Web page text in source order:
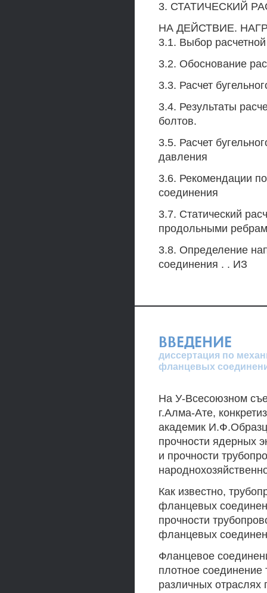
3. СТАТИЧЕСКИЙ
НА ДЕЙСТВИЕ.
3.1. Выбор
3.2. Обоснование
3.3. Расчет
3.4. Результаты
болтов.
3.5. Расчет
давления
3.6. Рекомендации
соединения
3.7. Статический
продольными
3.8. Определение
соединения . . ИЗ
ВВЕДЕНИЕ
диссертация по
фланцевых
На У-Всесоюзном
г.Алма-Ате,
академик
прочности ядерных
и прочности
Как известно,
фланцевых
прочности
фланцевых
Фланцевое
плотное соединение
различных